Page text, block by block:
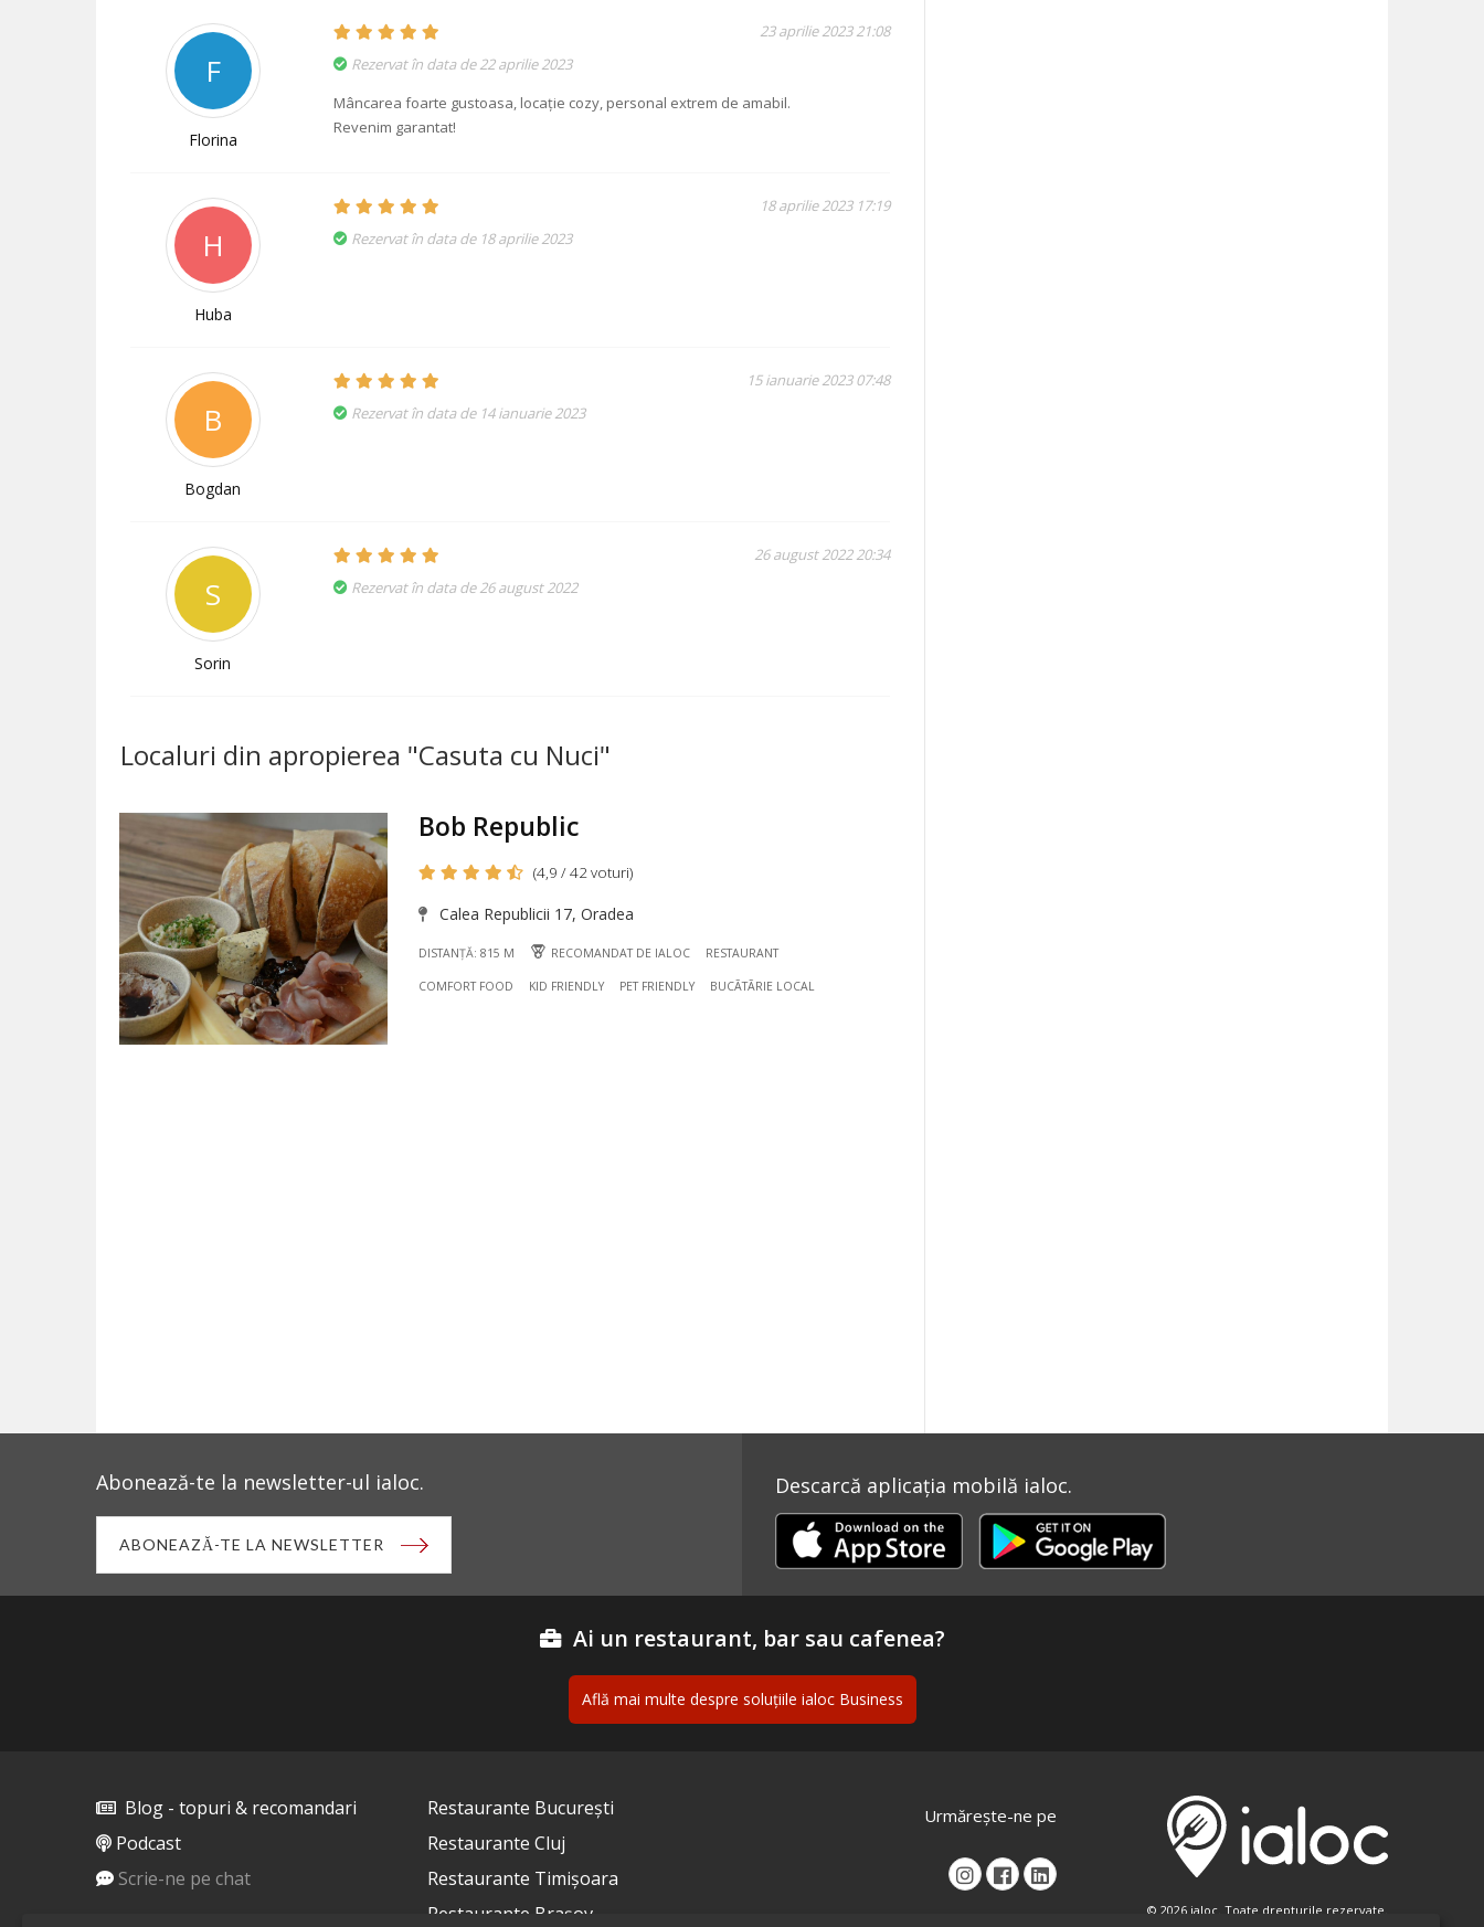
F
Florina
23 aprilie 2023 21:08
Rezervat în data de 22 aprilie 2023
Mâncarea foarte gustoasa, locație cozy, personal extrem de amabil.
Revenim garantat!
H
Huba
18 aprilie 2023 17:19
Rezervat în data de 18 aprilie 2023
B
Bogdan
15 ianuarie 2023 07:48
Rezervat în data de 14 ianuarie 2023
S
Sorin
26 august 2022 20:34
Rezervat în data de 26 august 2022
Localuri din apropierea "Casuta cu Nuci"
Bob Republic
(4,9 / 42 voturi)
Calea Republicii 17, Oradea
DISTANȚĂ: 815 M RECOMANDAT DE IALOC RESTAURANT
COMFORT FOOD KID FRIENDLY PET FRIENDLY BUCÃTÃRIE LOCAL
Abonează-te la newsletter-ul ialoc.
ABONEAZĂ-TE LA NEWSLETTER
Descarcă aplicația mobilă ialoc.
Ai un restaurant, bar sau cafenea?
Află mai multe despre soluțiile ialoc Business
Blog - topuri & recomandari
Podcast
Scrie-ne pe chat
Restaurante București
Restaurante Cluj
Restaurante Timișoara
Restaurante Brașov
Urmărește-ne pe
© 2026 ialoc. Toate drepturile rezervate.